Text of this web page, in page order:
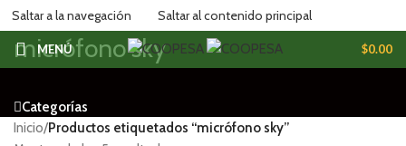
Saltar a la navegación Saltar al contenido principal
MENÚ $0.00
micrófono sky
Categorías
Inicio/Productos etiquetados “micrófono sky”